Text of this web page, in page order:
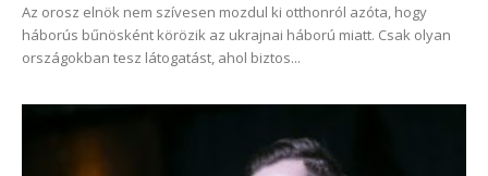
Az orosz elnök nem szívesen mozdul ki otthonról azóta, hogy
háborús bűnösként körözik az ukrajnai háború miatt. Csak olyan
országokban tesz látogatást, ahol biztos...